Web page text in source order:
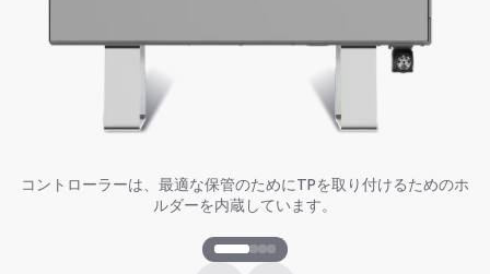
コントローラーは、最適な保管のためにTPを取り付けるためのホ
ルダーを内蔵しています。